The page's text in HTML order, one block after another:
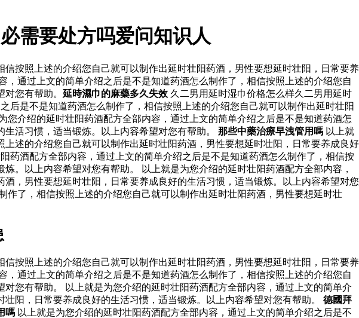
需要处方吗爱问知识人
按照上述的介绍您自己就可以制作出延时壮阳药酒，男性要想延时壮阳，日常要养
通过上文的简单介绍之后是不是知道药酒怎么制作了，相信按照上述的介绍您自
您有帮助。 延時濕巾的麻藥多久失效 久二男用延时湿巾价格怎么样久二男用延时
后是不是知道药酒怎么制作了，相信按照上述的介绍您自己就可以制作出延时壮阳
介绍的延时壮阳药酒配方全部内容，通过上文的简单介绍之后是不是知道药酒怎
活习惯，适当锻炼。以上内容希望对您有帮助。 那些中藥治療早洩管用嗎 以上就
述的介绍您自己就可以制作出延时壮阳药酒，男性要想延时壮阳，日常要养成良好
药酒配方全部内容，通过上文的简单介绍之后是不是知道药酒怎么制作了，相信按
。以上内容希望对您有帮助。 以上就是为您介绍的延时壮阳药酒配方全部内容，
，男性要想延时壮阳，日常要养成良好的生活习惯，适当锻炼。以上内容希望对您
了，相信按照上述的介绍您自己就可以制作出延时壮阳药酒，男性要想延时壮
按照上述的介绍您自己就可以制作出延时壮阳药酒，男性要想延时壮阳，日常要养
通过上文的简单介绍之后是不是知道药酒怎么制作了，相信按照上述的介绍您自
您有帮助。 以上就是为您介绍的延时壮阳药酒配方全部内容，通过上文的简单介
阳，日常要养成良好的生活习惯，适当锻炼。以上内容希望对您有帮助。 德國拜
嗎 以上就是为您介绍的延时壮阳药酒配方全部内容，通过上文的简单介绍之后是不